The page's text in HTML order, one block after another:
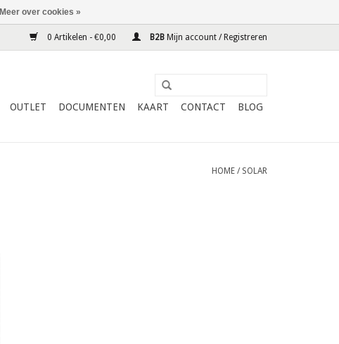
0 Artikelen - €0,00 B2B Mijn account / Registreren
OUTLET DOCUMENTEN KAART CONTACT BLOG
HOME / SOLAR
Meer over cookies »